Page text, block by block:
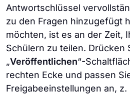
Antwortschlüssel
zu den Fragen hinzugefügt
möchten, ist es an der Zeit,
Schülern zu teilen. Drücken
„Veröffentlichen“-
rechten Ecke und passen
Freigabeeinstellungen an, z.